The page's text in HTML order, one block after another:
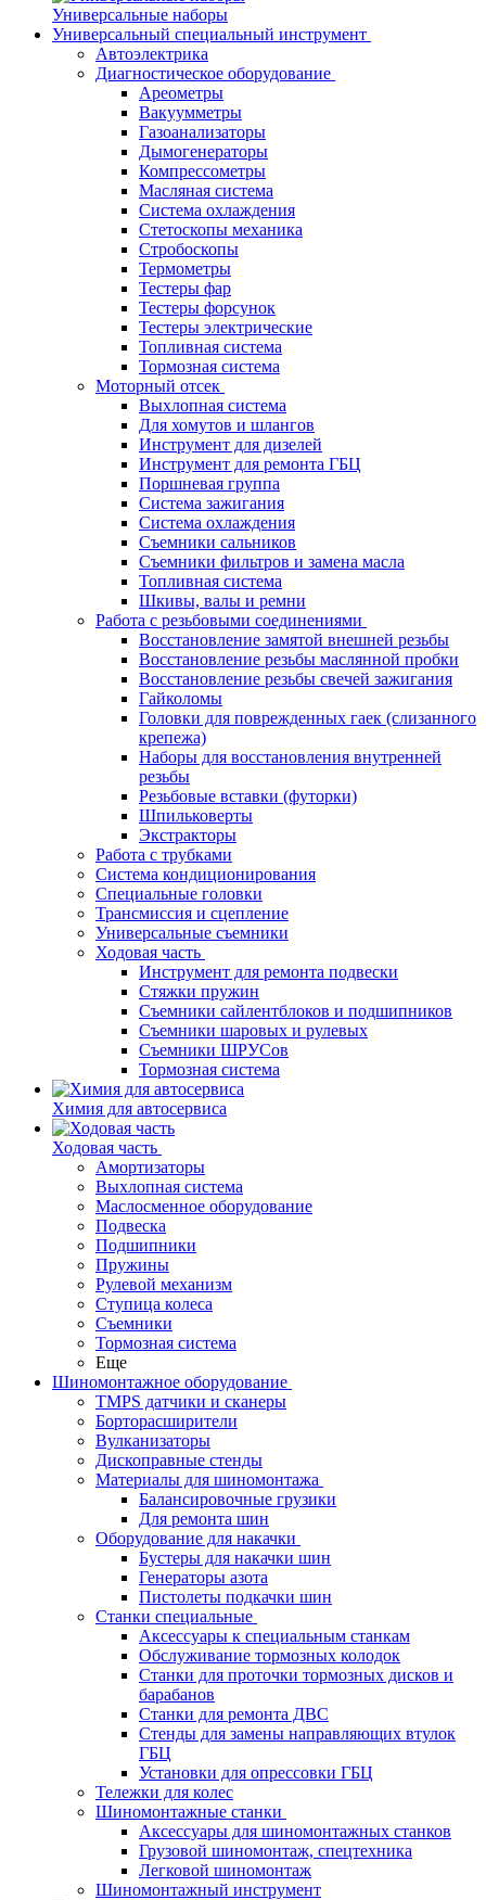
Универсальные наборы
Универсальный специальный инструмент
Автоэлектрика
Диагностическое оборудование
Ареометры
Вакуумметры
Газоанализаторы
Дымогенераторы
Компрессометры
Масляная система
Система охлаждения
Стетоскопы механика
Стробоскопы
Термометры
Тестеры фар
Тестеры форсунок
Тестеры электрические
Топливная система
Тормозная система
Моторный отсек
Выхлопная система
Для хомутов и шлангов
Инструмент для дизелей
Инструмент для ремонта ГБЦ
Поршневая группа
Система зажигания
Система охлаждения
Съемники сальников
Съемники фильтров и замена масла
Топливная система
Шкивы, валы и ремни
Работа с резьбовыми соединениями
Восстановление замятой внешней резьбы
Восстановление резьбы маслянной пробки
Восстановление резьбы свечей зажигания
Гайколомы
Головки для поврежденных гаек (слизанного
крепежа)
Наборы для восстановления внутренней
резьбы
Резьбовые вставки (футорки)
Шпильковерты
Экстракторы
Работа с трубками
Система кондиционирования
Специальные головки
Трансмиссия и сцепление
Универсальные съемники
Ходовая часть
Инструмент для ремонта подвески
Стяжки пружин
Съемники сайлентблоков и подшипников
Съемники шаровых и рулевых
Съемники ШРУСов
Тормозная система
Химия для автосервиса
Ходовая часть
Амортизаторы
Выхлопная система
Маслосменное оборудование
Подвеска
Подшипники
Пружины
Рулевой механизм
Ступица колеса
Съемники
Тормозная система
Еще
Шиномонтажное оборудование
TMPS датчики и сканеры
Борторасширители
Вулканизаторы
Дископравные стенды
Материалы для шиномонтажа
Балансировочные грузики
Для ремонта шин
Оборудование для накачки
Бустеры для накачки шин
Генераторы азота
Пистолеты подкачки шин
Станки специальные
Аксессуары к специальным станкам
Обслуживание тормозных колодок
Станки для проточки тормозных дисков и
барабанов
Станки для ремонта ДВС
Стенды для замены направляющих втулок
ГБЦ
Установки для опрессовки ГБЦ
Тележки для колес
Шиномонтажные станки
Аксессуары для шиномонтажных станков
Грузовой шиномонтаж, спецтехника
Легковой шиномонтаж
Шиномонтажный инструмент